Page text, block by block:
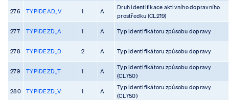
276 TYPIDEAD_V 1 A
Druh identifikace aktivního dopravního
prostředku (CL219)
277 TYPIDEZD_A 1 A Typ identifikátoru způsobu dopravy
278 TYPIDEZD_D 2 A Typ identifikátoru způsobu dopravy
279 TYPIDEZD_T 1 A
Typ identifikátoru způsobu dopravy
(CL750)
280 TYPIDEZD_V 1 A
Typ identifikátoru způsobu dopravy
(CL750)